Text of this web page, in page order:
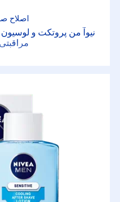
اصلاح
نیوآ من پروتکت و
مراقبتی